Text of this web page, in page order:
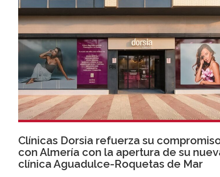
Clínicas Dorsia refuerza su
con Almería con la apertura de su
clínica Aguadulce-Roquetas de Mar